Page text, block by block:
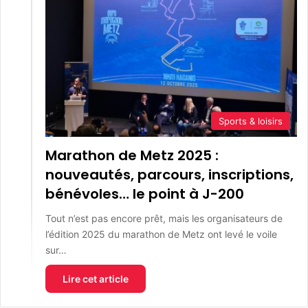
Sports & loisirs
Marathon de Metz 2025 :
nouveautés, parcours, inscriptions,
bénévoles… le point à J-200
Tout n’est pas encore prêt, mais les organisateurs de
l’édition 2025 du marathon de Metz ont levé le voile
sur…
Lire cet article